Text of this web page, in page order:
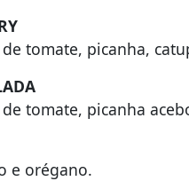
tomate, picanha,
tomate, picanha
e orégano.